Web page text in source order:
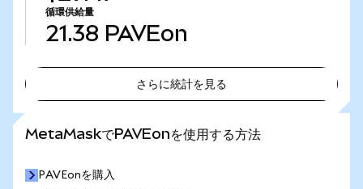
循環供給量
21.38 PAVEon
さらに統計を見る
MetaMaskでPAVEonを使用する方法
PAVEonを購入